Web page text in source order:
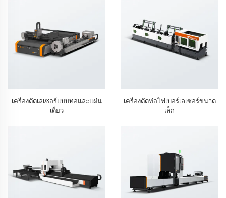
เครื่องตัดเลเซอร์แบบท่อและแผ่น
เดี่ยว
เครื่องตัดท่อไฟเบอร์เลเซอร์ขนาด
เล็ก